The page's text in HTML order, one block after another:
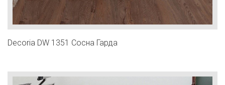
Decoria DW 1351 Сосна Гарда